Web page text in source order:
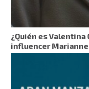
¿Quién es
influencer Marianne